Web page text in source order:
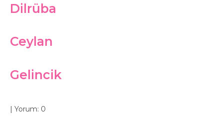
Dilrüba
Ceylan
Gelincik
| Yorum: 0